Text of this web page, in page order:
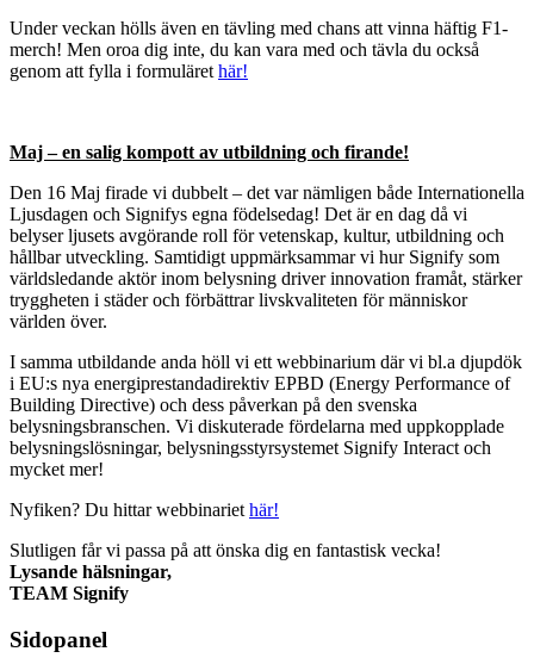
Under veckan hölls även en tävling med chans att vinna häftig F1-
merch! Men oroa dig inte, du kan vara med och tävla du också
genom att fylla i formuläret här!
Maj – en salig kompott av utbildning och firande!
Den 16 Maj firade vi dubbelt – det var nämligen både Internationella
Ljusdagen och Signifys egna födelsedag! Det är en dag då vi
belyser ljusets avgörande roll för vetenskap, kultur, utbildning och
hållbar utveckling. Samtidigt uppmärksammar vi hur Signify som
världsledande aktör inom belysning driver innovation framåt, stärker
tryggheten i städer och förbättrar livskvaliteten för människor
världen över.
I samma utbildande anda höll vi ett webbinarium där vi bl.a djupdök
i EU:s nya energiprestandadirektiv EPBD (Energy Performance of
Building Directive) och dess påverkan på den svenska
belysningsbranschen. Vi diskuterade fördelarna med uppkopplade
belysningslösningar, belysningsstyrsystemet Signify Interact och
mycket mer!
Nyfiken? Du hittar webbinariet här!
Slutligen får vi passa på att önska dig en fantastisk vecka!
Lysande hälsningar,
TEAM Signify
Sidopanel